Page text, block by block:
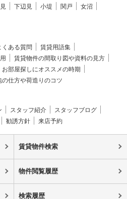
下辺見 小堤 関戸
女沼
くある質問
賃貸用語集
賃貸物件の間取り図や資料の見方
お部屋探しにオススメの時期
の仕方や荷造りのコツ
スタッフ紹介
スタッフブログ
勧誘方針 来店予約
賃貸物件検索
物件閲覧履歴
検索履歴